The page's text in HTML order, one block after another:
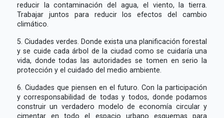
reducir la contaminación del agua, el viento, la tierra.
Trabajar juntos para reducir los efectos del cambio
climático.
5. Ciudades verdes. Donde exista una planificación forestal
y se cuide cada árbol de la ciudad como se cuidaría una
vida, donde todas las autoridades se tomen en serio la
protección y el cuidado del medio ambiente.
6. Ciudades que piensen en el futuro. Con la participación
y corresponsabilidad de todas y todos, donde podamos
construir un verdadero modelo de economía circular y
cimentar en todo el espacio urbano esquemas para